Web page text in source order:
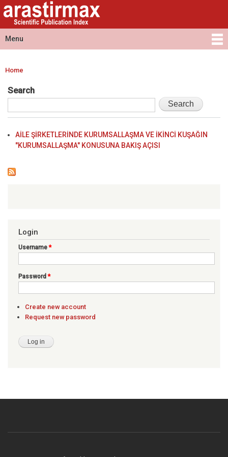
Skip to
main
content
Arastirmax
- Scientific
Publication
Index
Arastirmax
Scientific
Publication
Index
Menu
Main menu
You are here
Home
Search
AİLE ŞİRKETLERİNDE KURUMSALLAŞMA VE İKİNCİ KUŞAĞIN
"KURUMSALLAŞMA" KONUSUNA BAKIŞ AÇISI
Login
Username*
Password*
Create new account
Request new password